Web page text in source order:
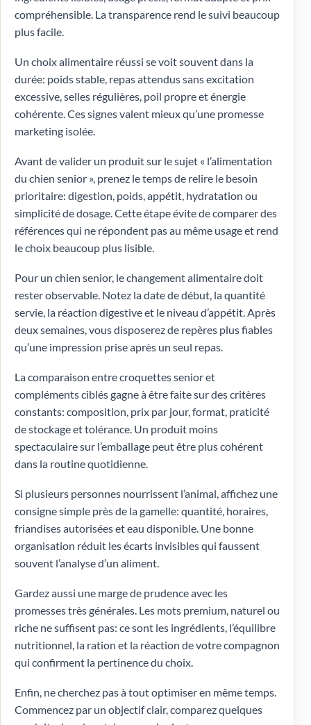
compréhensible. La transparence rend le suivi beaucoup
plus facile.
Un choix alimentaire réussi se voit souvent dans la
durée: poids stable, repas attendus sans excitation
excessive, selles régulières, poil propre et énergie
cohérente. Ces signes valent mieux qu’une promesse
marketing isolée.
Avant de valider un produit sur le sujet « l’alimentation
du chien senior », prenez le temps de relire le besoin
prioritaire: digestion, poids, appétit, hydratation ou
simplicité de dosage. Cette étape évite de comparer des
références qui ne répondent pas au même usage et rend
le choix beaucoup plus lisible.
Pour un chien senior, le changement alimentaire doit
rester observable. Notez la date de début, la quantité
servie, la réaction digestive et le niveau d’appétit. Après
deux semaines, vous disposerez de repères plus fiables
qu’une impression prise après un seul repas.
La comparaison entre croquettes senior et
compléments ciblés gagne à être faite sur des critères
constants: composition, prix par jour, format, praticité
de stockage et tolérance. Un produit moins
spectaculaire sur l’emballage peut être plus cohérent
dans la routine quotidienne.
Si plusieurs personnes nourrissent l’animal, affichez une
consigne simple près de la gamelle: quantité, horaires,
friandises autorisées et eau disponible. Une bonne
organisation réduit les écarts invisibles qui faussent
souvent l’analyse d’un aliment.
Gardez aussi une marge de prudence avec les
promesses très générales. Les mots premium, naturel ou
riche ne suffisent pas: ce sont les ingrédients, l’équilibre
nutritionnel, la ration et la réaction de votre compagnon
qui confirment la pertinence du choix.
Enfin, ne cherchez pas à tout optimiser en même temps.
Commencez par un objectif clair, comparez quelques